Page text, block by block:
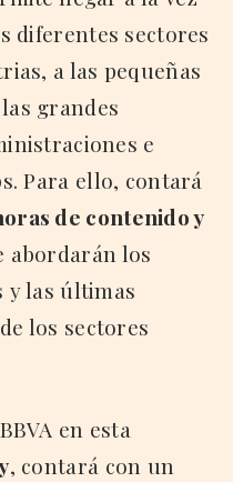
diferentes sectores
a las pequeñas
grandes
e
Para ello, contará
de contenido y
abordarán los
y las últimas
los sectores
en esta
, contará con un